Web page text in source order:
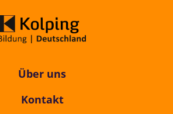
Über uns
Kontakt